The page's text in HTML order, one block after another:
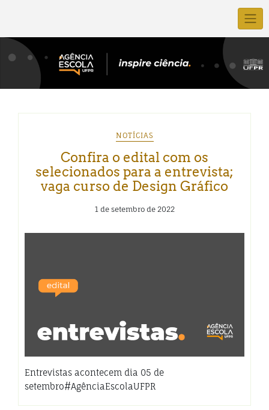
NOTÍCIAS
Confira o edital com os
selecionados para a entrevista;
vaga curso de Design Gráfico
1 de setembro de 2022
Entrevistas acontecem dia 05 de
setembro#AgênciaEscolaUFPR